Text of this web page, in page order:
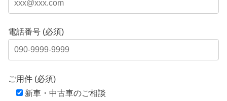
電話番号 (必須)
ご用件 (必須)
新車・中古車のご相談